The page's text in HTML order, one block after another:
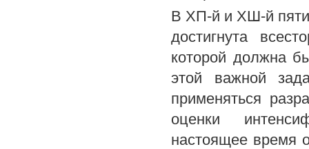
В ХП-й и ХШ-й
достигнута
которой должна
этой важной
применяться
оценки
настоящее время